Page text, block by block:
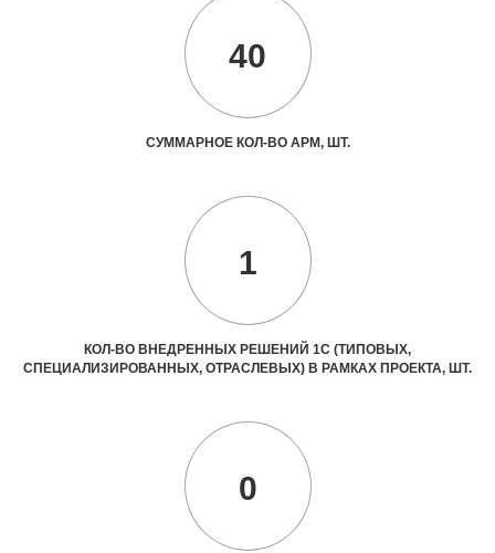
40
СУММАРНОЕ КОЛ-ВО АРМ, ШТ.
1
КОЛ-ВО ВНЕДРЕННЫХ РЕШЕНИЙ 1С (ТИПОВЫХ,
СПЕЦИАЛИЗИРОВАННЫХ, ОТРАСЛЕВЫХ) В РАМКАХ ПРОЕКТА, ШТ.
0